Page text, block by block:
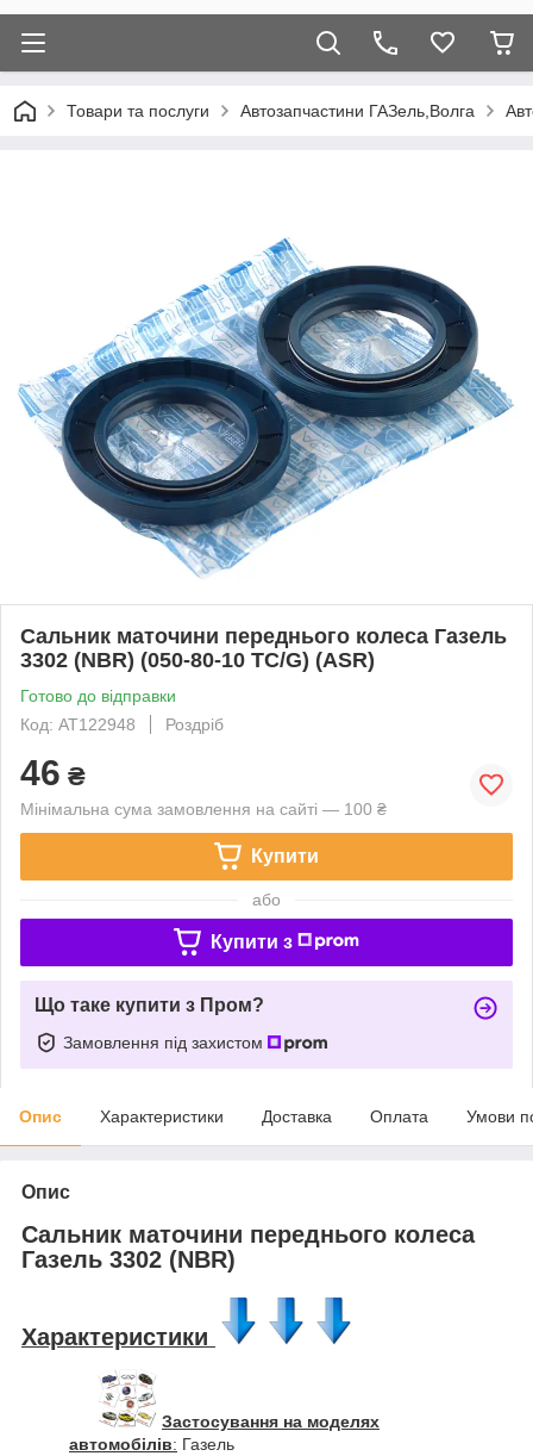
Товари та послуги Автозапчастини ГАЗель,Волга
Сальник маточини переднього колеса Газель
3302 (NBR) (050-80-10 TC/G) (ASR)
Готово до відправки
Код: AT122948
Роздріб
46 ₴
Мінімальна сума замовлення на сайті — 100 ₴
Купити
або
Купити з
Що таке купити з Пром?
Замовлення під захистом
Опис Характеристики Доставка Оплата Умови
Опис
Сальник маточини переднього колеса
Газель 3302 (NBR)
Характеристики
Застосування на моделях
автомобілів: Газель